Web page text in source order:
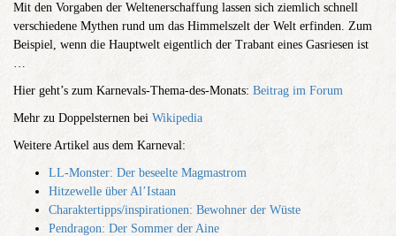
Mit den Vorgaben der Weltenerschaffung lassen sich ziemlich schnell
verschiedene Mythen rund um das Himmelszelt der Welt erfinden. Zum
Beispiel, wenn die Haupt­welt eigentlich der Trabant eines Gasriesen ist
…
Hier geht’s zum Karnevals-Thema-des-Monats: Beitrag im Forum
Mehr zu Doppelsternen bei Wikipedia
Weitere Artikel aus dem Karneval:
LL-Monster: Der beseelte Magmastrom
Hitzewelle über Al’Istaan
Charaktertipps/inspirationen: Bewohner der Wüste
Pendragon: Der Sommer der Aine